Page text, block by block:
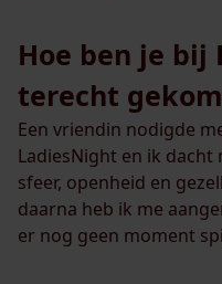
Hoe ben je bij
terecht
Een vriendin nodigde
LadiesNight en ik dacht
sfeer, openheid en
daarna heb ik me
er nog geen moment